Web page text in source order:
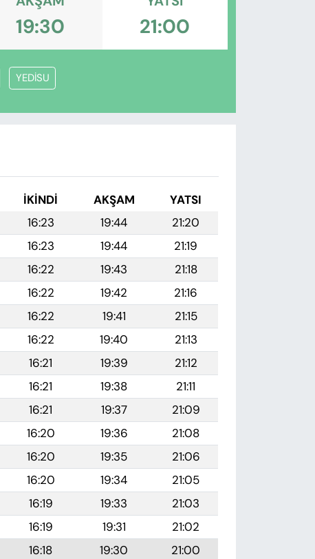
19:30 21:00
YEDİSU
İKINDI AKŞAM
YATSI
16:23 19:44
21:20
16:23 19:44
21:19
16:22 19:43
21:18
16:22 19:42
21:16
16:22 19:41
21:15
16:22 19:40
21:13
16:21 19:39
21:12
16:21 19:38
21:11
16:21 19:37
21:09
16:20 19:36
21:08
16:20 19:35
21:06
16:20 19:34
21:05
16:19 19:33
21:03
16:19 19:31
21:02
16:18 19:30
21:00